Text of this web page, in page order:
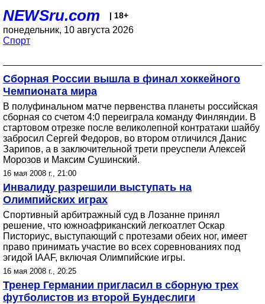
NEWSru.com | 18+
понедельник, 10 августа 2026
Спорт
Сборная России вышла в финал хоккейного
Чемпионата мира
В полуфинальном матче первенства планеты российская
сборная со счетом 4:0 переиграла команду Финляндии. В
стартовом отрезке после великолепной контратаки шайбу
забросил Сергей Федоров, во втором отличился Данис
Зарипов, а в заключительной трети преуспели Алексей
Морозов и Максим Сушинский.
16 мая 2008 г., 21:00
Инвалиду разрешили выступать на
Олимпийских играх
Спортивный арбитражный суд в Лозанне принял
решение, что южноафриканский легкоатлет Оскар
Писториус, выступающий с протезами обеих ног, имеет
право принимать участие во всех соревнованиях под
эгидой IAAF, включая Олимпийские игры.
16 мая 2008 г., 20:25
Тренер Германии пригласил в сборную трех
футболистов из второй Бундеслиги